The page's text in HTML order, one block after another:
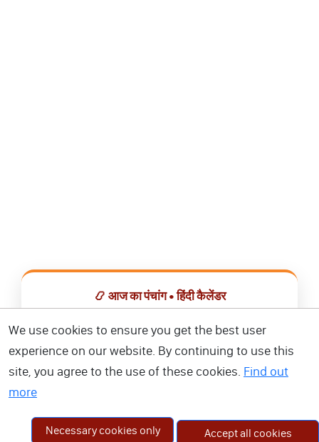
📿 आज का पंचांग • हिंदी कैलेंडर
📅 हिंदी कैलेंडर ऐप डाउनलोड करें
We use cookies to ensure you get the best user
experience on our website. By continuing to use this
site, you agree to the use of these cookies. Find out
more
Necessary cookies only Accept all cookies